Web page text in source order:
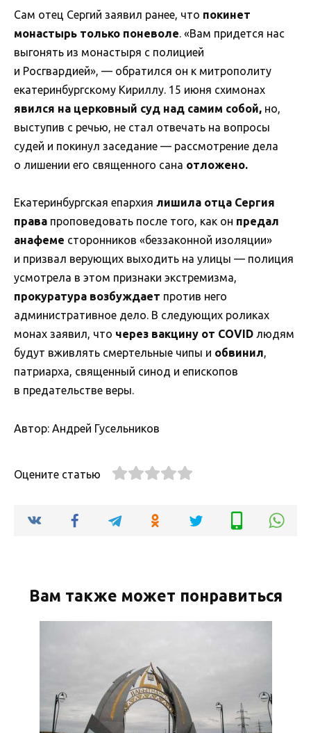
Сам отец Сергий заявил ранее, что покинет
монастырь только поневоле. «Вам придется нас
выгонять из монастыря с полицией
и Росгвардией», — обратился он к митрополиту
екатеринбургскому Кириллу. 15 июня схимонах
явился на церковный суд над самим собой, но,
выступив с речью, не стал отвечать на вопросы
судей и покинул заседание — рассмотрение дела
о лишении его священного сана отложено.
Екатеринбургская епархия лишила отца Сергия
права проповедовать после того, как он предал
анафеме сторонников «беззаконной изоляции»
и призвал верующих выходить на улицы — полиция
усмотрела в этом признаки экстремизма,
прокуратура возбуждает против него
административное дело. В следующих роликах
монах заявил, что через вакцину от COVID людям
будут вживлять смертельные чипы и обвинил,
патриарха, священный синод и епископов
в предательстве веры.
Автор: Андрей Гусельников
Оцените статью
Вам также может понравиться